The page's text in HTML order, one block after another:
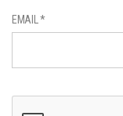
EMAIL*